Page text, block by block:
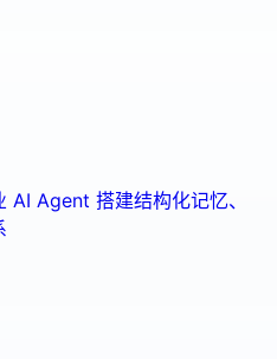
Agent 搭建结构化记忆、